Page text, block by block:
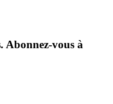
Abonnez-vous à